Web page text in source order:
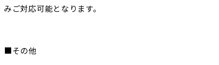
みご対応可能となります。
■その他